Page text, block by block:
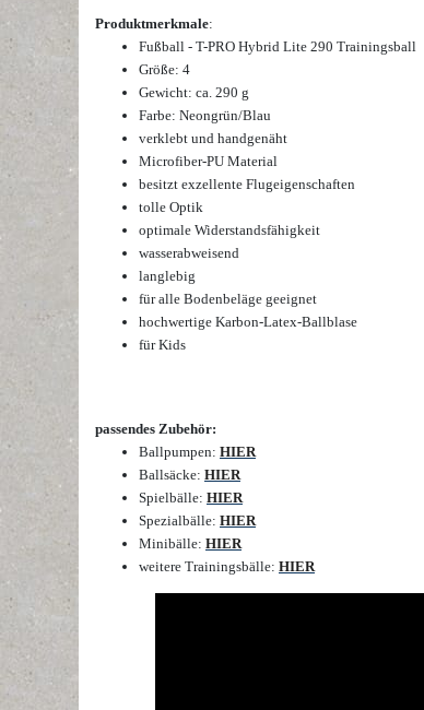
Produktmerkmale:
Fußball - T-PRO Hybrid Lite 290 Trainingsball
Größe: 4
Gewicht: ca. 290 g
Farbe: Neongrün/Blau
verklebt und handgenäht
Microfiber-PU Material
besitzt exzellente Flugeigenschaften
tolle Optik
optimale Widerstandsfähigkeit
wasserabweisend
langlebig
für alle Bodenbeläge geeignet
hochwertige Karbon-Latex-Ballblase
für Kids
passendes Zubehör:
Ballpumpen: HIER
Ballsäcke: HIER
Spielbälle: HIER
Spezialbälle: HIER
Minibälle: HIER
weitere Trainingsbälle: HIER